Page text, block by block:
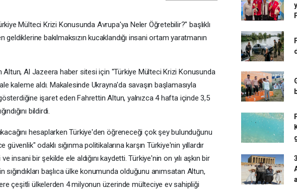
Mülteci Krizi Konusunda Avrupa'ya Neler Öğretebilir?" başlıklı
bakılmaksızın kucaklandığı insani ortam yaratmanın
Altun, Al Jazeera haber sitesi için "Türkiye Mülteci Krizi Konusunda
kaleme aldı. Makalesinde Ukrayna'da savaşın başlamasıyla
işaret eden Fahrettin Altun, yalnızca 4 hafta içinde 3,5
bildirdi.
hesaplarken Türkiye'den öğreneceği çok şey bulunduğunu
odaklı sığınma politikalarına karşın Türkiye'nin yıllardır
insani bir şekilde ele aldığını kaydetti. Türkiye'nin on yılı aşkın bir
başlıca ülke konumunda olduğunu anımsatan Altun,
çeşitli ülkelerden 4 milyonun üzerinde mülteciye ev sahipliği